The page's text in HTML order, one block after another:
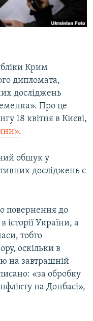
Крим
дипломата,
досліджень
Про це
18 квітня в Києві,
.
обшук у
досліджень є
повернення до
історії України, а
тобто
оскільки в
на завтрашній
«за обробку
на Донбасі»,